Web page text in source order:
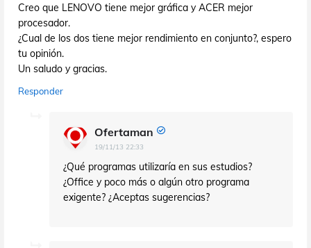
Creo que LENOVO tiene mejor gráfica y ACER mejor
procesador.
¿Cual de los dos tiene mejor rendimiento en conjunto?, espero
tu opinión.
Un saludo y gracias.
Responder
Ofertaman
19/11/13 22:33
¿Qué programas utilizaría en sus estudios?
¿Office y poco más o algún otro programa
exigente? ¿Aceptas sugerencias?